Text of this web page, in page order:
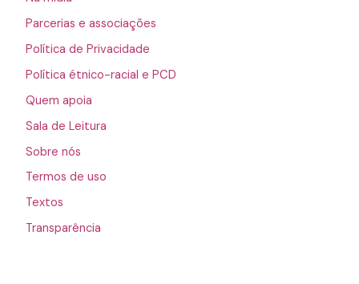
Parcerias e associações
Política de Privacidade
Política étnico-racial e PCD
Quem apoia
Sala de Leitura
Sobre nós
Termos de uso
Textos
Transparência